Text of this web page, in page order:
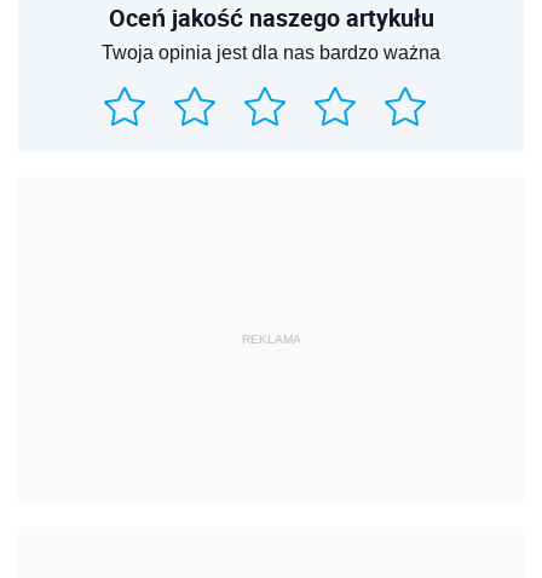
Oceń jakość naszego artykułu
Twoja opinia jest dla nas bardzo ważna
REKLAMA